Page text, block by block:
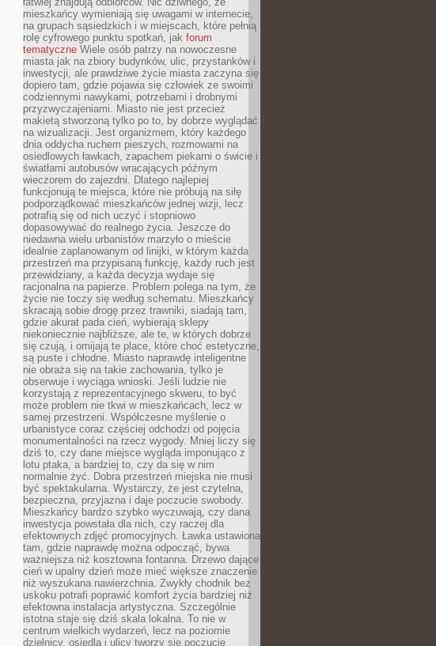
mieszkańcy wymieniają się uwagami w internecie,
na grupach sąsiedzkich i w miejscach, które pełnią
rolę cyfrowego punktu spotkań, jak forum
tematyczne Wiele osób patrzy na nowoczesne
miasta jak na zbiory budynków, ulic, przystanków i
inwestycji, ale prawdziwe życie miasta zaczyna się
dopiero tam, gdzie pojawia się człowiek ze swoimi
codziennymi nawykami, potrzebami i drobnymi
przyzwyczajeniami. Miasto nie jest przecież
makietą stworzoną tylko po to, by dobrze wyglądać
na wizualizacji. Jest organizmem, który każdego
dnia oddycha ruchem pieszych, rozmowami na
osiedlowych ławkach, zapachem piekarni o świcie i
światłami autobusów wracających późnym
wieczorem do zajezdni. Dlatego najlepiej
funkcjonują te miejsca, które nie próbują na siłę
podporządkować mieszkańców jednej wizji, lecz
potrafią się od nich uczyć i stopniowo
dopasowywać do realnego życia. Jeszcze do
niedawna wielu urbanistów marzyło o mieście
idealnie zaplanowanym od linijki, w którym każda
przestrzeń ma przypisaną funkcję, każdy ruch jest
przewidziany, a każda decyzja wydaje się
racjonalna na papierze. Problem polega na tym, że
życie nie toczy się według schematu. Mieszkańcy
skracają sobie drogę przez trawniki, siadają tam,
gdzie akurat pada cień, wybierają sklepy
niekoniecznie najbliższe, ale te, w których dobrze
się czują, i omijają te place, które choć estetyczne,
są puste i chłodne. Miasto naprawdę inteligentne
nie obraża się na takie zachowania, tylko je
obserwuje i wyciąga wnioski. Jeśli ludzie nie
korzystają z reprezentacyjnego skweru, to być
może problem nie tkwi w mieszkańcach, lecz w
samej przestrzeni. Współczesne myślenie o
urbanistyce coraz częściej odchodzi od pojęcia
monumentalności na rzecz wygody. Mniej liczy się
dziś to, czy dane miejsce wygląda imponująco z
lotu ptaka, a bardziej to, czy da się w nim
normalnie żyć. Dobra przestrzeń miejska nie musi
być spektakularna. Wystarczy, że jest czytelna,
bezpieczna, przyjazna i daje poczucie swobody.
Mieszkańcy bardzo szybko wyczuwają, czy dana
inwestycja powstała dla nich, czy raczej dla
efektownych zdjęć promocyjnych. Ławka ustawiona
tam, gdzie naprawdę można odpocząć, bywa
ważniejsza niż kosztowna fontanna. Drzewo dające
cień w upalny dzień może mieć większe znaczenie
niż wyszukana nawierzchnia. Zwykły chodnik bez
uskoku potrafi poprawić komfort życia bardziej niż
efektowna instalacja artystyczna. Szczególnie
istotna staje się dziś skala lokalna. To nie w
centrum wielkich wydarzeń, lecz na poziomie
dzielnicy, osiedla i ulicy tworzy się poczucie